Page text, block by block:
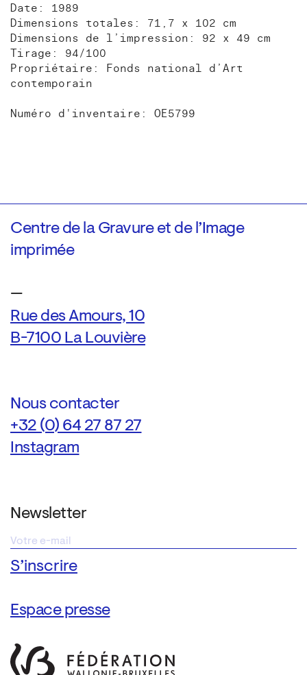
Date: 1989
Dimensions totales: 71,7 x 102 cm
Dimensions de l’impression: 92 x 49 cm
Tirage: 94/100
Propriétaire: Fonds national d’Art
contemporain
Numéro d'inventaire: OE5799
Centre de la Gravure et de l’Image
imprimée
—
Rue des Amours, 10
B-7100 La Louvière
Nous contacter
+32 (0) 64 27 87 27
Instagram
Newsletter
Espace presse